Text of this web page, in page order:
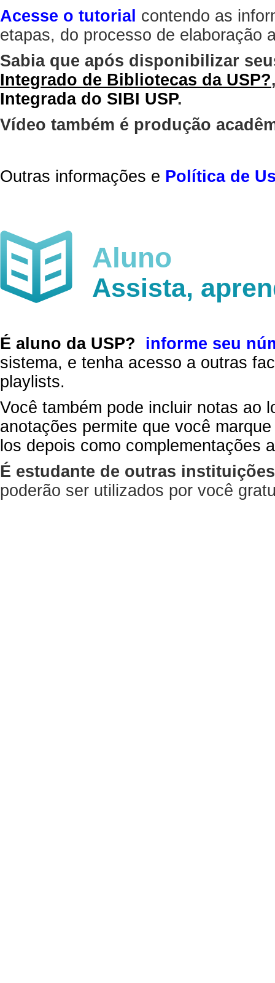
Acesse o tutorial contendo as
etapas, do processo de elaboração
Sabia que após disponibilizar
Integrado de Bibliotecas da USP?
Integrada do SIBI USP.
Vídeo também é produção
Outras informações e Política de
Aluno
Assista,
É aluno da USP?
informe seu
sistema, e tenha acesso a outras
playlists.
Você também pode incluir notas ao
anotações permite que você
los depois como complementações
É estudante de outras
poderão ser utilizados por você